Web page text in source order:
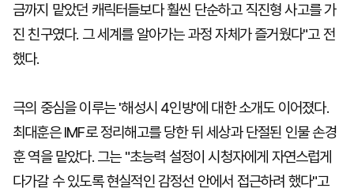
금까지 맡았던 캐릭터들보다 훨씬 단순하고 직진형 사고를 가
진 친구였다. 그 세계를 알아가는 과정 자체가 즐거웠다"고 전
했다.
극의 중심을 이루는 '해성시 4인방'에 대한 소개도 이어졌다.
최대훈은 IMF로 정리해고를 당한 뒤 세상과 단절된 인물 손경
훈 역을 맡았다. 그는 "초능력 설정이 시청자에게 자연스럽게
다가갈 수 있도록 현실적인 감정선 안에서 접근하려 했다"고